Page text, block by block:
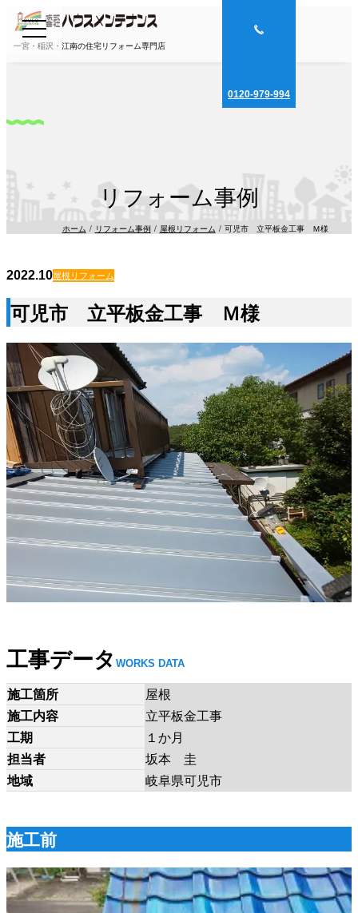
一宮・稲沢・江南の住宅リフォーム専門店
0120-979-994
リフォーム事例
ホーム リフォーム事例 屋根リフォーム 可児市 立平板金工事 Ｍ様
2022.10屋根リフォーム
可児市 立平板金工事 Ｍ様
工事データ WORKS DATA
施工箇所
屋根
施工内容
立平板金工事
工期
１か月
担当者
坂本 圭
地域
岐阜県可児市
施工前